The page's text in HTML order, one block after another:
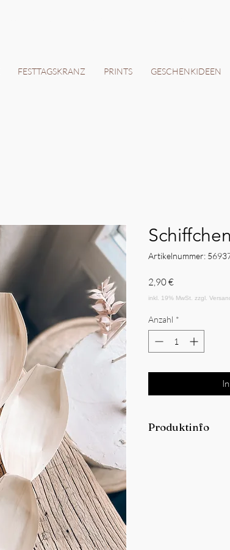
FESTTAGSKRANZ PRINTS GESCHENKIDEEN
Artikelnummer:
2,90 €Preis
Anzahl *
Produktinfo